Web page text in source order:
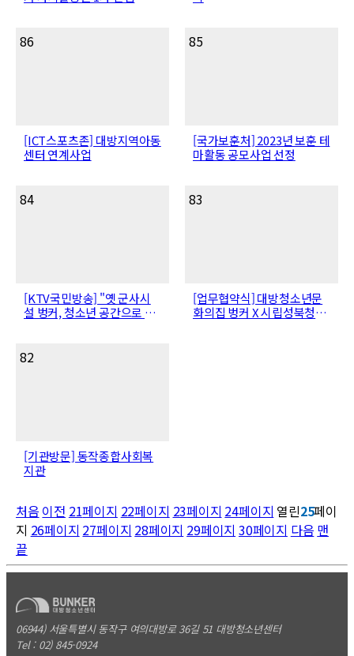
86
[ICT스포츠존] 대방지역아동
센터 연계사업
85
[국가보훈처] 2023년 보훈 테
마활동 공모사업 선정
84
[KTV국민방송] "옛 군사시
설 벙커, 청소년 공간으로 변
83
[업무협약식] 대방청소년문
화의집 벙커 X 시립성북청소
82
[기관방문] 동작종합사회복
지관
처음 이전 21페이지 22페이지 23페이지 24페이지 열린25페이
지 26페이지 27페이지 28페이지 29페이지 30페이지 다음 맨
끝
06944) 서울특별시 동작구 여의대방로 36길 51 대방청소년센터
Tel: 02) 845-0924